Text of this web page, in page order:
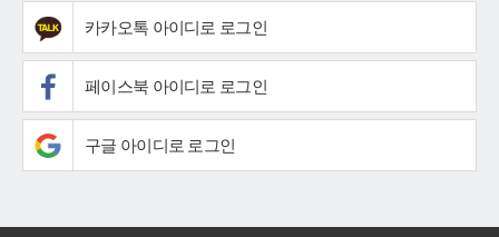
카카오톡 아이디로 로그인
페이스북 아이디로 로그인
구글 아이디로 로그인